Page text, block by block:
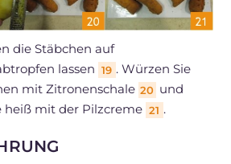
die Stäbchen auf
lassen 19 . Würzen Sie
mit Zitronenschale 20 und
heiß mit der Pilzcreme 21 .